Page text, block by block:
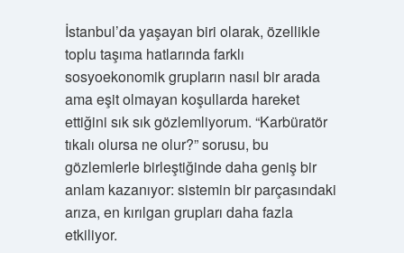
İstanbul’da yaşayan biri olarak, özellikle
toplu taşıma hatlarında farklı
sosyoekonomik grupların nasıl bir arada
ama eşit olmayan koşullarda hareket
ettiğini sık sık gözlemliyorum. “Karbüratör
tıkalı olursa ne olur?” sorusu, bu
gözlemlerle birleştiğinde daha geniş bir
anlam kazanıyor: sistemin bir parçasındaki
arıza, en kırılgan grupları daha fazla
etkiliyor.